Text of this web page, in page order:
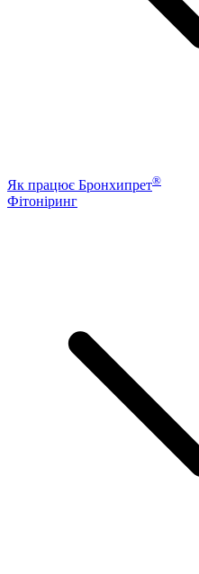
Як працює Бронхипрет®
Фітоніринг